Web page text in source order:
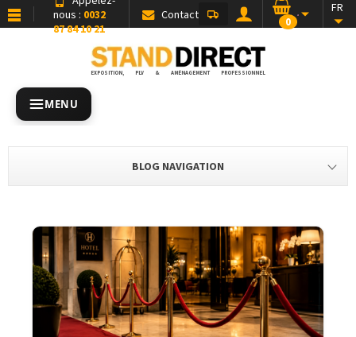
nous : 0032
87 84 10 21
Contact FR
0
EXPOSITION, PLV & AMÉNAGEMENT PROFESSIONNEL
MENU
BLOG NAVIGATION